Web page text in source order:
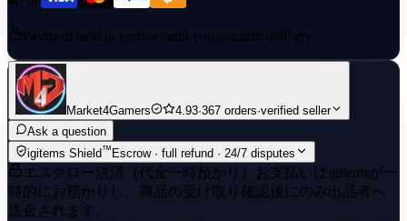
Payment held in escrow until you confirm delivery
Market4Gamers 4.93·367 orders·verified seller
Ask a question
igitems Shield™ Escrow · full refund · 24/7 disputes
エスクロー決済（代金一時預かり）
お支払いはigitemsが一
時的にお預かりし、商品の受け取り確認後にのみ出品者へ
送金されます。